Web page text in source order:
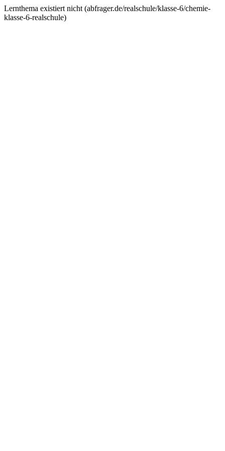
Lernthema existiert nicht (abfrager.de/realschule/klasse-6/chemie-
klasse-6-realschule)